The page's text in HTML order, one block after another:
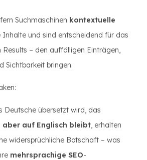
Suchmaschinen kontextuelle
Inhalte und sind entscheidend für das
Results – den auffälligen Einträgen,
Sichtbarkeit bringen.
Deutsche übersetzt wird, das
aber auf Englisch bleibt, erhalten
widersprüchliche Botschaft – was
mehrsprachige SEO-